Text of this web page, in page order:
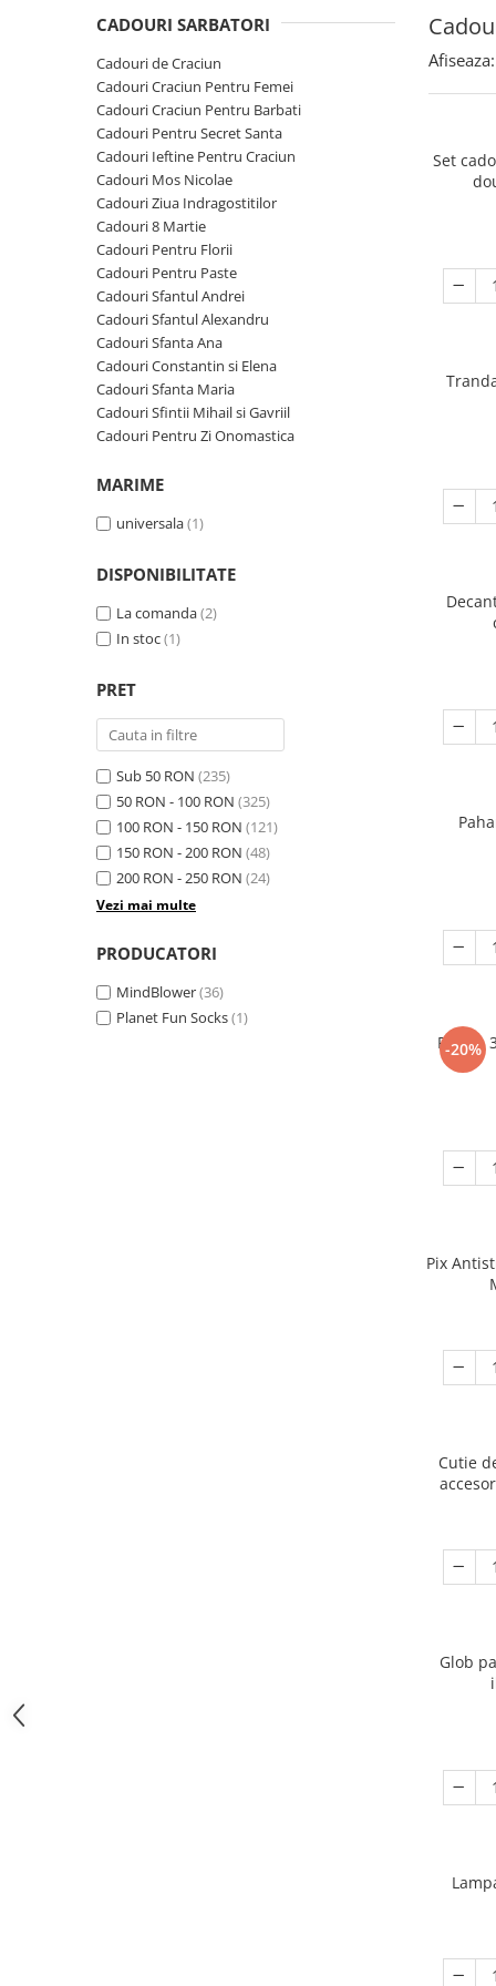
Cadouri Fete
Cadouri Haioase
Cadouri de Casa Noua
Cadouri Majorat
Cadouri pentru Nasi
Cadouri pentru Bunici
Cadouri pentru Prieteni
Cadouri pentru Sefi
Cel ce are tot
Cadouri Nunta si Cununie civila
Cani si Termosuri
Jocuri si Puzzle
Produse pentru Calatorie
Seturi de caligrafie
Cadouri Sfantul Alexandru
Cadouri Sfanta Ana
Cadouri Constantin si Elena
Cadouri Sfanta Maria
Cadouri Sfintii Mihail si Gavriil
CADOURI SARBATORI
Cadouri de Craciun
Cadouri Craciun Pentru Femei
Cadouri Craciun Pentru Barbati
Cadouri Pentru Secret Santa
Cadouri Ieftine Pentru Craciun
Cadouri Mos Nicolae
Cadouri Ziua Indragostitilor
Cadouri 8 Martie
Cadouri Pentru Florii
Cadouri Pentru Paste
Cadouri Sfantul Andrei
Cadouri Sfantul Alexandru
Cadouri Sfanta Ana
Cadouri Constantin si Elena
Cadouri Sfanta Maria
Cadouri Sfintii Mihail si Gavriil
Cadouri Pentru Zi Onomastica
MARIME
universala(1)
DISPONIBILITATE
La comanda(2)
In stoc(1)
PRET
Sub 50 RON (235)
50 RON - 100 RON (325)
100 RON - 150 RON (121)
150 RON - 200 RON (48)
200 RON - 250 RON (24)
Vezi mai multe
PRODUCATORI
MindBlower(36)
Planet Fun Socks(1)
Afiseaza:
Set
-20%
Puzzle
Pix
Cutie
Glob